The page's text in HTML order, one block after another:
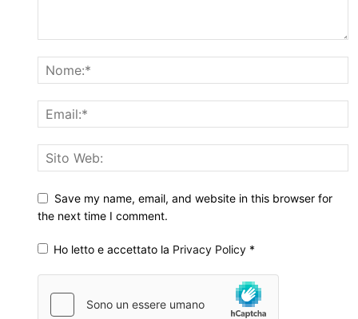
Save my name, email, and website in this browser for
the next time I comment.
Ho letto e accettato la Privacy Policy *